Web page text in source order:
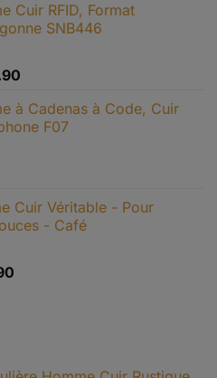
Cuir RFID, Format
SNB446
prix :
€69.90
à Cadenas à Code, Cuir
F07
Cuir Véritable - Pour
- Café
Le